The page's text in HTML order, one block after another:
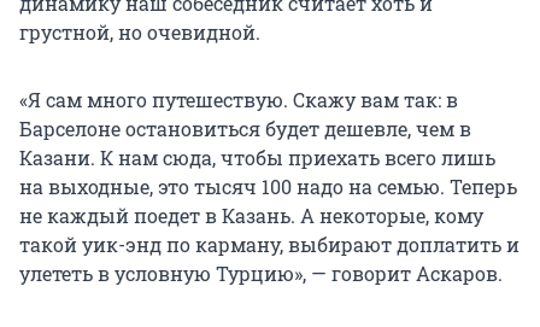
грустной, но очевидной.
«Я сам много путешествую. Скажу вам так: в
Барселоне остановиться будет дешевле, чем в
Казани. К нам сюда, чтобы приехать всего лишь
на выходные, это тысяч 100 надо на семью. Теперь
не каждый поедет в Казань. А некоторые, кому
такой уик-энд по карману, выбирают доплатить и
улететь в условную Турцию», — говорит Аскаров.